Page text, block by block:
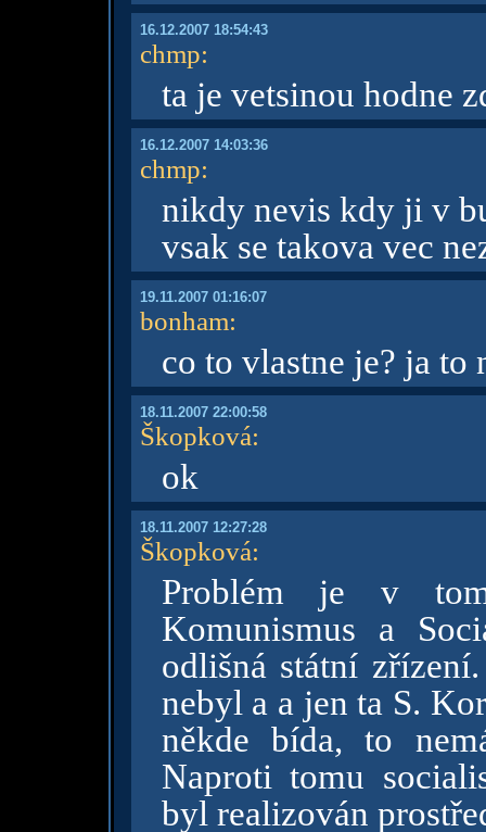
16.12.2007 18:54:43
chmp:
ta je vetsinou hodne
16.12.2007 14:03:36
chmp:
nikdy nevis kdy ji v
vsak se takova vec
19.11.2007 01:16:07
bonham:
co to vlastne je? ja to
18.11.2007 22:00:58
Škopková:
ok
18.11.2007 12:27:28
Škopková:
Problém je v
Komunismus a
odlišná státní
nebyl a a jen ta S.
někde bída, to
Naproti tomu
byl realizován